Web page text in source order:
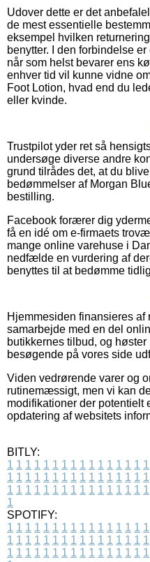
Udover dette er det
de mest essentielle
eksempel hvilken
benytter. I den forbindelse
når som helst bevarer ens
enhver tid vil kunne vidne
Foot Lotion, hvad end du
eller kvinde.
Trustpilot yder ret så
undersøge diverse andre
grund tilrådes det, at du
bedømmelser af Morgan
bestilling.
Facebook forærer dig
få en idé om e-firmaets
mange online varehuse i
nedfælde en vurdering af
benyttes til at bedømme
Hjemmesiden finansieres
samarbejde med en del
butikkernes tilbud, og
besøgende på vores side
Viden vedrørende varer og
rutinemæssigt, men vi kan
modifikationer der potentielt
opdatering af websitets
BITLY:
1 1 1 1 1 1 1 1 1 1 1 1 1 1 1 1
1 1 1 1 1 1 1 1 1 1 1 1 1 1 1 1
1 1 1 1 1 1 1 1 1 1 1 1 1 1 1 1
1
SPOTIFY:
1 1 1 1 1 1 1 1 1 1 1 1 1 1 1 1
1 1 1 1 1 1 1 1 1 1 1 1 1 1 1 1
1 1 1 1 1 1 1 1 1 1 1 1 1 1 1 1